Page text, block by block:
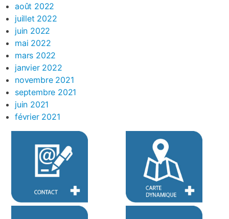
août 2022
juillet 2022
juin 2022
mai 2022
mars 2022
janvier 2022
novembre 2021
septembre 2021
juin 2021
février 2021